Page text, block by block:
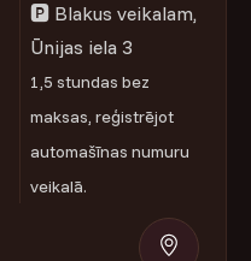
🅿 Blakus veikalam,
Ūnijas iela 3
1,5 stundas bez
maksas, reģistrējot
automašīnas numuru
veikalā.